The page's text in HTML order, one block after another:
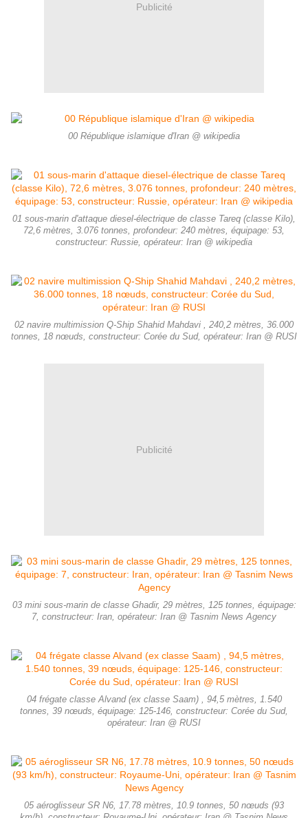
Publicité
00 République islamique d'Iran @ wikipedia
01 sous-marin d'attaque diesel-électrique de classe Tareq (classe Kilo),
72,6 mètres, 3.076 tonnes, profondeur: 240 mètres, équipage: 53,
constructeur: Russie, opérateur: Iran @ wikipedia
02 navire multimission Q-Ship Shahid Mahdavi , 240,2 mètres, 36.000
tonnes, 18 nœuds, constructeur: Corée du Sud, opérateur: Iran @ RUSI
Publicité
03 mini sous-marin de classe Ghadir, 29 mètres, 125 tonnes, équipage:
7, constructeur: Iran, opérateur: Iran @ Tasnim News Agency
04 frégate classe Alvand (ex classe Saam) , 94,5 mètres, 1.540
tonnes, 39 nœuds, équipage: 125-146, constructeur: Corée du Sud,
opérateur: Iran @ RUSI
05 aéroglisseur SR N6, 17.78 mètres, 10.9 tonnes, 50 nœuds (93